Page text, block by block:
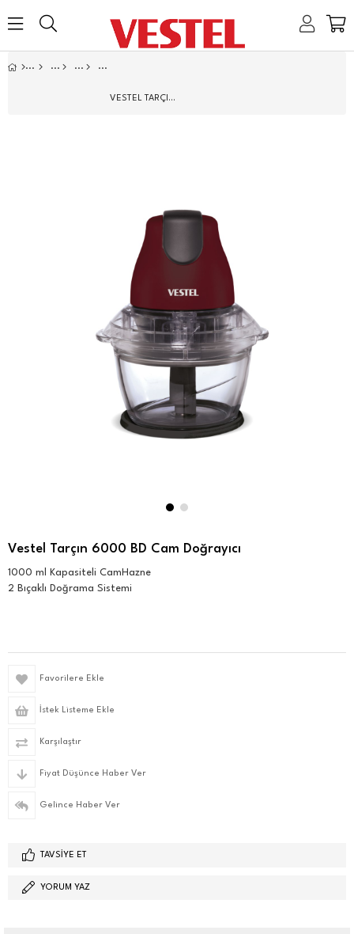
Home
Link Link
VESTEL TARÇIN 6000 BD CAM DOĞRAYICI
Vestel Tarçın 6000 BD Cam Doğrayıcı
1000 ml Kapasiteli CamHazne
2 Bıçaklı Doğrama Sistemi
Favorilere Ekle
İstek Listeme Ekle
Karşılaştır
Fiyat Düşünce Haber Ver
Gelince Haber Ver
TAVSIYE ET
YORUM YAZ